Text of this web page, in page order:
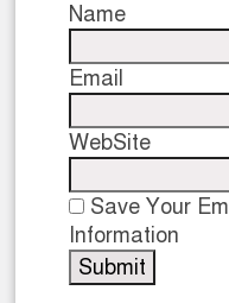
Name
Email
WebSite
Save Your
Information